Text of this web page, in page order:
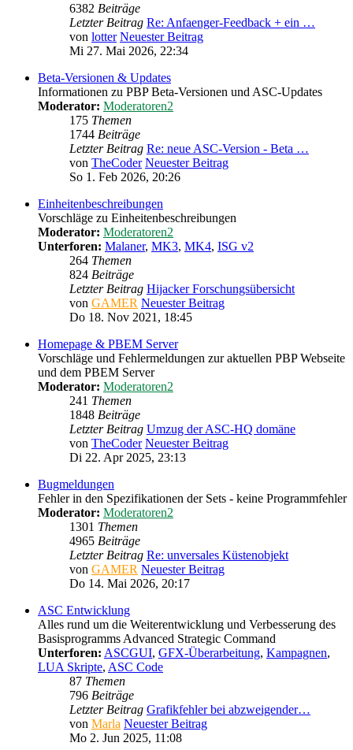
6382 Beiträge
Letzter Beitrag Re: Anfaenger-Feedback + ein …
von lotter Neuester Beitrag
Mi 27. Mai 2026, 22:34
Beta-Versionen & Updates
Informationen zu PBP Beta-Versionen und ASC-Updates
Moderator: Moderatoren2
175 Themen
1744 Beiträge
Letzter Beitrag Re: neue ASC-Version - Beta …
von TheCoder Neuester Beitrag
So 1. Feb 2026, 20:26
Einheitenbeschreibungen
Vorschläge zu Einheitenbeschreibungen
Moderator: Moderatoren2
Unterforen: Malaner, MK3, MK4, ISG v2
264 Themen
824 Beiträge
Letzter Beitrag Hijacker Forschungsübersicht
von GAMER Neuester Beitrag
Do 18. Nov 2021, 18:45
Homepage & PBEM Server
Vorschläge und Fehlermeldungen zur aktuellen PBP Webseite
und dem PBEM Server
Moderator: Moderatoren2
241 Themen
1848 Beiträge
Letzter Beitrag Umzug der ASC-HQ domäne
von TheCoder Neuester Beitrag
Di 22. Apr 2025, 23:13
Bugmeldungen
Fehler in den Spezifikationen der Sets - keine Programmfehler
Moderator: Moderatoren2
1301 Themen
4965 Beiträge
Letzter Beitrag Re: unversales Küstenobjekt
von GAMER Neuester Beitrag
Do 14. Mai 2026, 20:17
ASC Entwicklung
Alles rund um die Weiterentwicklung und Verbesserung des
Basisprogramms Advanced Strategic Command
Unterforen: ASCGUI, GFX-Überarbeitung, Kampagnen,
LUA Skripte, ASC Code
87 Themen
796 Beiträge
Letzter Beitrag Grafikfehler bei abzweigender…
von Marla Neuester Beitrag
Mo 2. Jun 2025, 11:08